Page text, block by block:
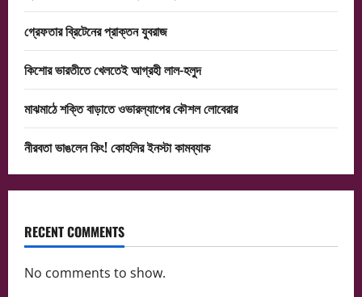
গ্রেফতার ব্রিটেনের প্রাক্তন যুবরাজ
কিশোর ভারতীতে খেলতেই আগ্রহী লাল-হলুদ
মাঝমাঠে শক্তি বাড়াতে ওভারল্যাপের কৌশল লোবেরার
নীরবতা ভাঙলেন কিং! কোহলির ইনস্টা কামব্যাক
RECENT COMMENTS
No comments to show.